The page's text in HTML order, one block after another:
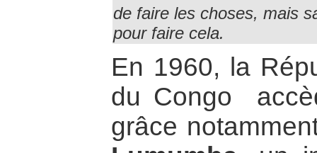
de faire les choses, mais
pour faire cela.
En 1960, la
du Congo
grâce